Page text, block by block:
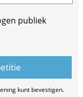
publiek
kunt bevestigen.